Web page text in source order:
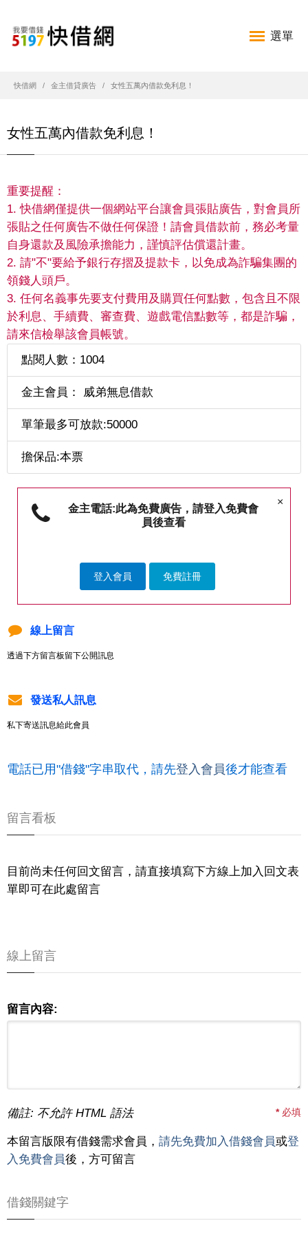
選單
快借網 金主借貸廣告 女性五萬內借款免利息！
女性五萬內借款免利息！
重要提醒：
1. 快借網僅提供一個網站平台讓會員張貼廣告，對會員所
張貼之任何廣告不做任何保證！請會員借款前，務必考量
自身還款及風險承擔能力，謹慎評估償還計畫。
2. 請"不"要給予銀行存摺及提款卡，以免成為詐騙集團的
領錢人頭戶。
3. 任何名義事先要支付費用及購買任何點數，包含且不限
於利息、手續費、審查費、遊戲電信點數等，都是詐騙，
請來信檢舉該會員帳號。
點閱人數：1004
金主會員： 威弟無息借款
單筆最多可放款:50000
擔保品:本票
×
金主電話:此為免費廣告，請登入免費會
員後查看
登入會員 免費註冊
線上留言
透過下方留言板留下公開訊息
發送私人訊息
私下寄送訊息給此會員
電話已用"借錢"字串取代，請先登入會員後才能查看
留言看板
目前尚未任何回文留言，請直接填寫下方線上加入回文表
單即可在此處留言
線上留言
留言內容:
備註: 不允許 HTML 語法 *必填
本留言版限有借錢需求會員， 請先免費加入借錢會員或登
入免費會員後，方可留言
借錢關鍵字